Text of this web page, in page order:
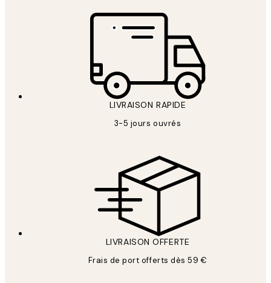
LIVRAISON RAPIDE
3-5 jours ouvrés
LIVRAISON OFFERTE
Frais de port offerts dès 59 €